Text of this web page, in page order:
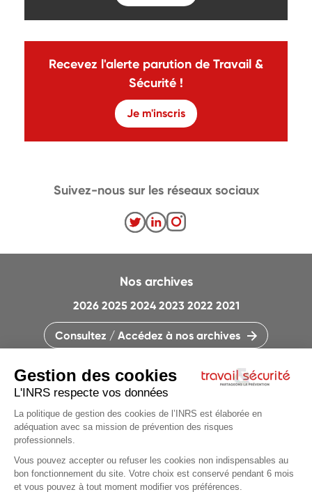
Recevez l'alerte parution de Travail &
Sécurité !
Je m'inscris
CONTACTEZ LA RÉDACTION
QUI SOMMES-NOUS ?
PLAN DU SITE
PARAMÈTRES DES COOKIES
Nos archives
2026 2025 2024 2023 2022 2021
Consultez / Accédez à nos archives
Suivez-nous sur les réseaux sociaux